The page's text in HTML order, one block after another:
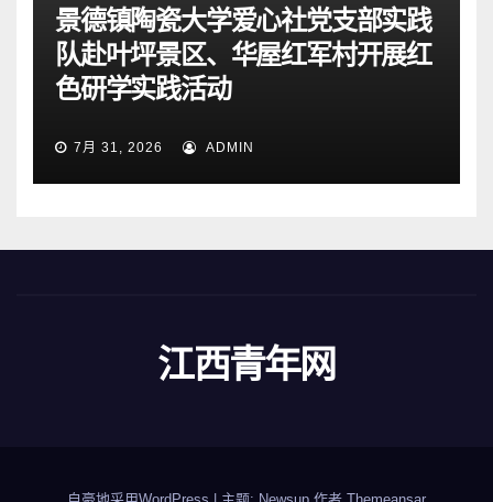
景德镇陶瓷大学爱心社党支部实践
队赴叶坪景区、华屋红军村开展红
色研学实践活动
7月 31, 2026 ADMIN
江西青年网